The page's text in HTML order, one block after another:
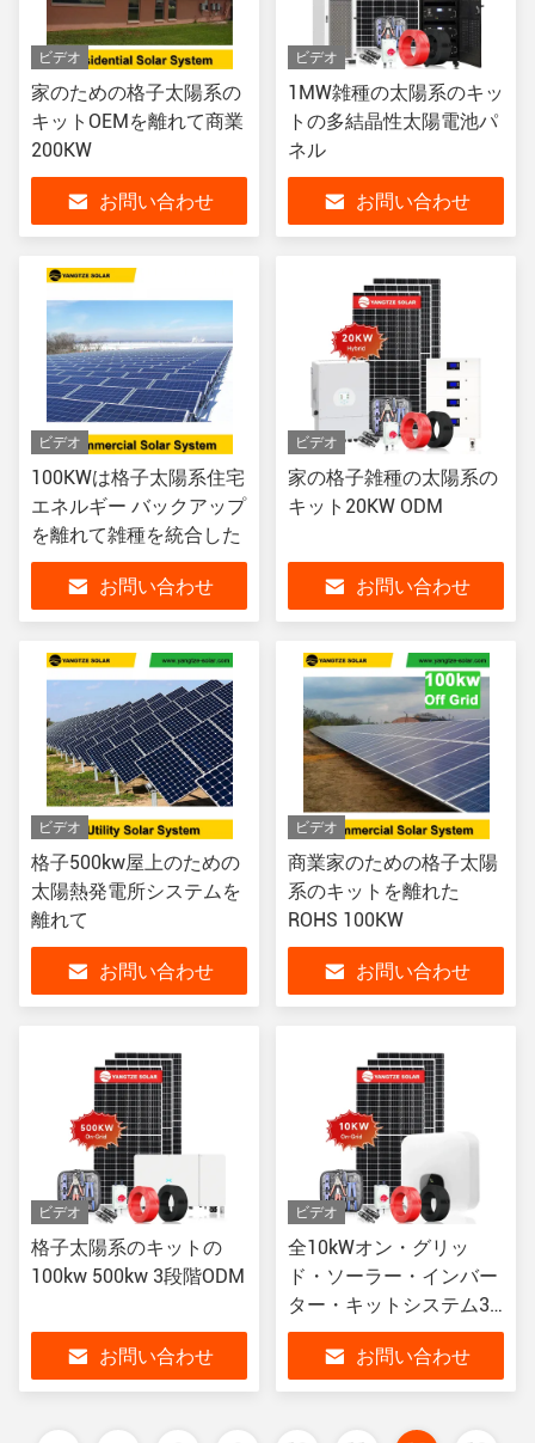
ビデオ
家のための格子太陽系の
キットOEMを離れて商業
200KW
お問い合わせ
ビデオ
1MW雑種の太陽系のキッ
トの多結晶性太陽電池パ
ネル
お問い合わせ
ビデオ
100KWは格子太陽系住宅
エネルギー バックアップ
を離れて雑種を統合した
お問い合わせ
ビデオ
家の格子雑種の太陽系の
キット20KW ODM
お問い合わせ
ビデオ
格子500kw屋上のための
太陽熱発電所システムを
離れて
お問い合わせ
ビデオ
商業家のための格子太陽
系のキットを離れた
ROHS 100KW
お問い合わせ
ビデオ
格子太陽系のキットの
100kw 500kw 3段階ODM
お問い合わせ
ビデオ
全10kWオン・グリッ
ド・ソーラー・インバー
ター・キットシステム3
期
お問い合わせ